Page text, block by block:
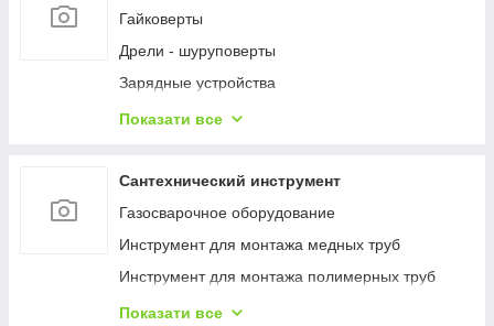
Температура ґрунту
Вологість ґрунту
Люмінометр
Гайковерты
Дрели - шуруповерты
Зарядные устройства
Наборы электроинструментов
Пистолеты гвоздозабивные и скобозабивные
Пылесосы
Шлифмашины
Шуруповерты
Показати все
Сантехнический инструмент
Газосварочное оборудование
Инструмент для монтажа медных труб
Инструмент для монтажа полимерных труб
Инструмент для монтажа стальных труб
Показати все